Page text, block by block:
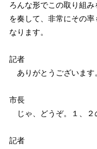
ろんな形でこの取り組
を奏して、非常にその
なります。
記者
ありがとうございます
市長
じゃ、どうぞ。１、２
記者